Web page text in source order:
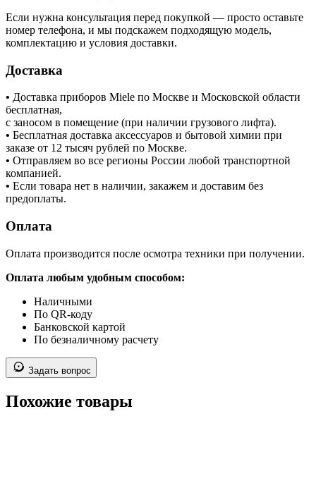
Если нужна консультация перед покупкой — просто оставьте
номер телефона, и мы подскажем подходящую модель,
комплектацию и условия доставки.
Доставка
• Доставка приборов Miele по Москве и Московской области
бесплатная,
с заносом в помещение (при наличии грузового лифта).
• Бесплатная доставка аксессуаров и бытовой химии при
заказе от 12 тысяч рублей по Москве.
• Отправляем во все регионы России любой транспортной
компанией.
• Если товара нет в наличии, закажем и доставим без
предоплаты.
Оплата
Оплата производится после осмотра техники при получении.
Оплата любым удобным способом:
Наличными
По QR-коду
Банковской картой
По безналичному расчету
Задать вопрос
Похожие товары